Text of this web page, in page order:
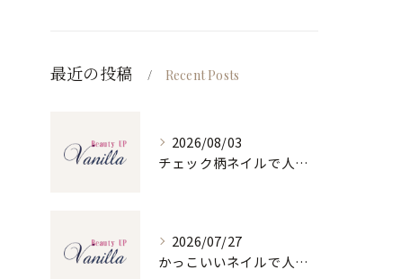
最近の投稿 Recent Posts
2026/08/03
チェック柄ネイルで人気ネイルを大人可愛くセルフで仕上げるコツと季節別デザイン集
2026/07/27
かっこいいネイルで人気ネイルを三重県四日市市和無田町で楽しむポイント